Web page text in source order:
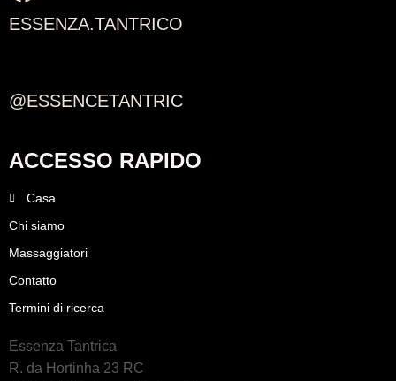
ESSENZA.TANTRICO
@ESSENCETANTRIC
ACCESSO RAPIDO
Casa
Chi siamo
Massaggiatori
Contatto
Termini di ricerca
Essenza Tantrica
R. da Hortinha 23 RC